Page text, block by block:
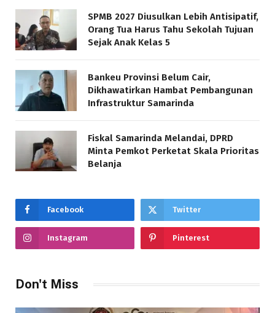
SPMB 2027 Diusulkan Lebih Antisipatif,
Orang Tua Harus Tahu Sekolah Tujuan
Sejak Anak Kelas 5
Bankeu Provinsi Belum Cair,
Dikhawatirkan Hambat Pembangunan
Infrastruktur Samarinda
Fiskal Samarinda Melandai, DPRD
Minta Pemkot Perketat Skala Prioritas
Belanja
Facebook Twitter
Instagram Pinterest
Don't Miss